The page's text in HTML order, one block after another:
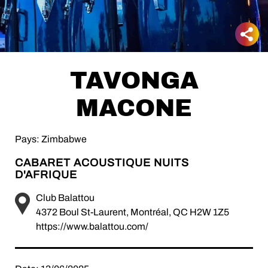
TAVONGA
MACONE
Pays: Zimbabwe
CABARET ACOUSTIQUE NUITS
D'AFRIQUE
Club Balattou
4372 Boul St-Laurent, Montréal, QC H2W 1Z5
https://www.balattou.com/